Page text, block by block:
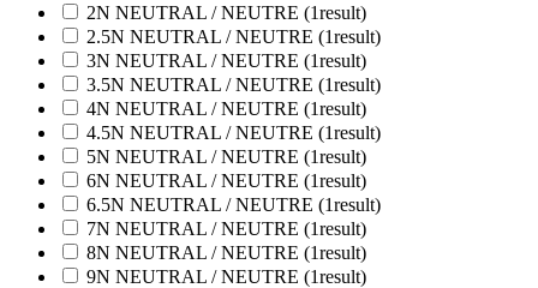
2N NEUTRAL / NEUTRE (1result)
2.5N NEUTRAL / NEUTRE (1result)
3N NEUTRAL / NEUTRE (1result)
3.5N NEUTRAL / NEUTRE (1result)
4N NEUTRAL / NEUTRE (1result)
4.5N NEUTRAL / NEUTRE (1result)
5N NEUTRAL / NEUTRE (1result)
6N NEUTRAL / NEUTRE (1result)
6.5N NEUTRAL / NEUTRE (1result)
7N NEUTRAL / NEUTRE (1result)
8N NEUTRAL / NEUTRE (1result)
9N NEUTRAL / NEUTRE (1result)